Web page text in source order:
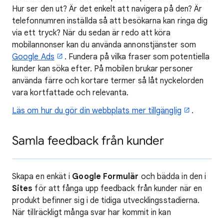
Hur ser den ut? Är det enkelt att navigera på den? Är
telefonnumren inställda så att besökarna kan ringa dig
via ett tryck? När du sedan är redo att köra
mobilannonser kan du använda annonstjänster som
Google Ads
. Fundera på vilka fraser som potentiella
kunder kan söka efter. På mobilen brukar personer
använda färre och kortare termer så låt nyckelorden
vara kortfattade och relevanta.
Läs om hur du gör din webbplats mer tillgänglig
.
Samla feedback från kunder
Skapa en enkät i Google Formulär och bädda in den i
Sites för att fånga upp feedback från kunder när en
produkt befinner sig i de tidiga utvecklingsstadierna.
När tillräckligt många svar har kommit in kan